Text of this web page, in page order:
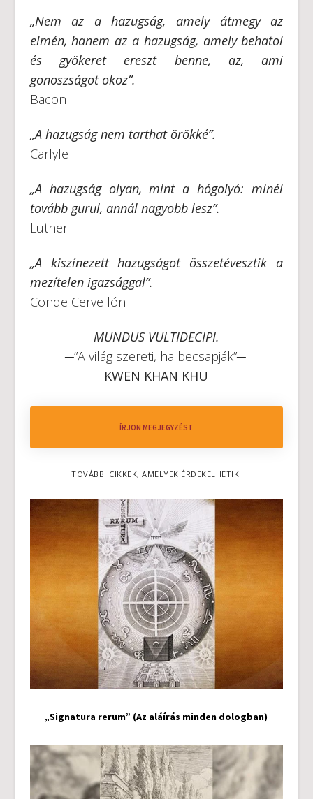
„Nem az a hazugság, amely átmegy az
elmén, hanem az a hazugság, amely behatol
és gyökeret ereszt benne, az, ami
gonoszságot okoz”.
Bacon
„A hazugság nem tarthat örökké”.
Carlyle
„A hazugság olyan, mint a hógolyó: minél
tovább gurul, annál nagyobb lesz”.
Luther
„A kiszínezett hazugságot összetévesztik a
mezítelen igazsággal”.
Conde Cervellón
MUNDUS VULTIDECIPI.
─”A világ szereti, ha becsapják”─.
KWEN KHAN KHU
ÍRJON MEGJEGYZÉST
TOVÁBBI CIKKEK, AMELYEK ÉRDEKELHETIK:
„Signatura rerum” (Az aláírás minden dologban)